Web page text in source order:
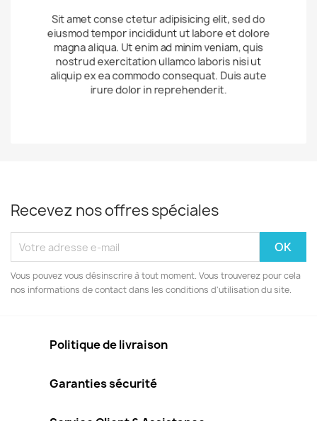
Sit amet conse ctetur adipisicing elit, sed do
eiusmod tempor incididunt ut labore et dolore
magna aliqua. Ut enim ad minim veniam, quis
nostrud exercitation ullamco laboris nisi ut
aliquip ex ea commodo consequat. Duis aute
irure dolor in reprehenderit.
Recevez nos offres spéciales
Vous pouvez vous désinscrire à tout moment. Vous trouverez pour cela
nos informations de contact dans les conditions d'utilisation du site.
Politique de livraison
Garanties sécurité